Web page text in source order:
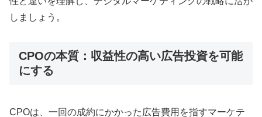
しましょう。
CPOの本質：収益性の高い広告投資を可能
にする
CPOは、一回の成約にかかった広告費用を指すマーケテ